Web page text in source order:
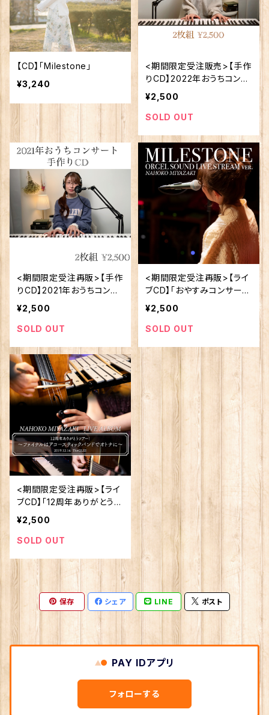
【CD】「Milestone」
¥3,240
<期間限定受注販売>【手作
りCD】2022年おうちコンサ
ート
¥2,500
SOLD OUT
<期間限定受注再販>【手作
りCD】2021年おうちコンサ
ート
¥2,500
SOLD OUT
<期間限定受注再販>【ライ
ブCD】「おやすみコンサート
配信版〜ドレスコードはパ
ジャマで〜」（2020.12.26@
TheGLEE）
¥2,500
SOLD OUT
<期間限定受注再販>【ライ
ブCD】「12周年ありがとうツ
アー！〜ファイナルはアコー
スティックバンドでオトナ
に〜」
¥2,500
SOLD OUT
保存 シェア LINE ポスト
PAY IDアプリ
フォローする